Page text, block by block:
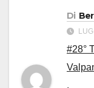
Di
#28°
,